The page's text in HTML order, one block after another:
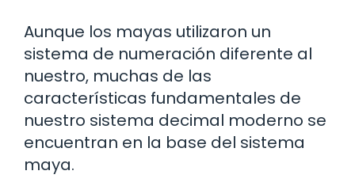
Aunque los mayas utilizaron un
sistema de numeración diferente al
nuestro, muchas de las
características fundamentales de
nuestro sistema decimal moderno se
encuentran en la base del sistema
maya.